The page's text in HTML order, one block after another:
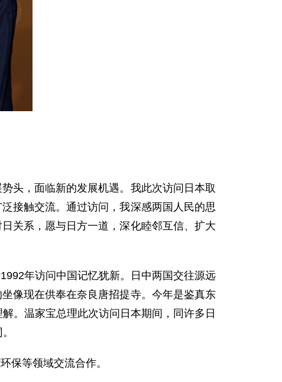
头，面临新的发展机遇。我此次访问日本取
接触交流。通过访问，我深感两国人民的思
关系，愿与日方一道，深化睦邻互信、扩大
年访问中国记忆犹新。日中两国交往源远
像现在供奉在奈良唐招提寺。今年是鉴真东
。温家宝总理此次访问日本期间，同许多日
等领域交流合作。